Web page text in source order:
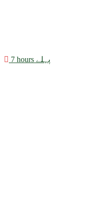
7 hours پہلے